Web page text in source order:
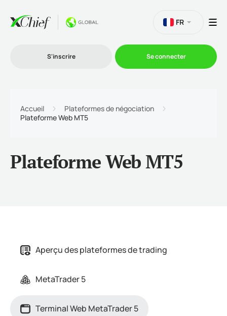
Promotions
FR
S'inscrire Se connecter
Accueil
Plateformes de négociation
Plateforme Web MT5
Plateforme Web MT5
Aperçu des plateformes de trading
MetaTrader 5
Terminal Web MetaTrader 5